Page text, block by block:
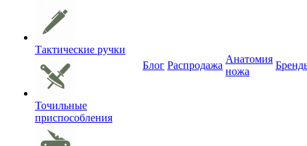
Тактические ручки
Точильные
приспособления
Блог Распродажа
Анатомия
ножа